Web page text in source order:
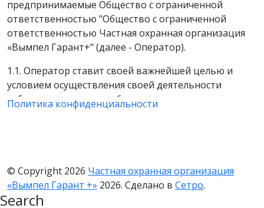
предпринимаемые Общество с ограниченной
ответственностью "Общество с ограниченной
ответственностью Частная охранная организация
«Вымпел Гарант+" (далее - Оператор).
1.1. Оператор ставит своей важнейшей целью и
условием осуществления своей деятельности
соблюдение прав и свобод человека и гражданина
при обработке его персональных данных, в том
1.2. Настоящая политика Оператора в отношении
обработки персональных данных (далее - Политика)
применяется ко всей информации, которую
Политика конфиденциальности
© Copyright 2026 Частная охранная организация
«Вымпел Гарант +» 2026. Сделано в Сетро.
Search